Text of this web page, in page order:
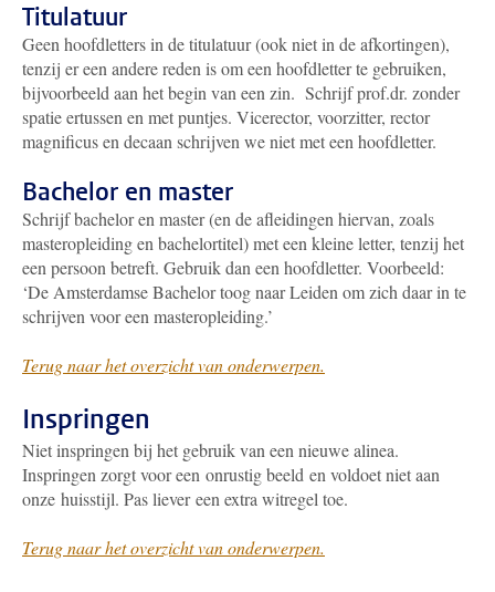
Titulatuur
Geen hoofdletters in de titulatuur (ook niet in de afkortingen),
tenzij er een andere reden is om een hoofdletter te gebruiken,
bijvoorbeeld aan het begin van een zin. Schrijf prof.dr. zonder
spatie ertussen en met puntjes. Vicerector, voorzitter, rector
magnificus en decaan schrijven we niet met een hoofdletter.
Bachelor en master
Schrijf bachelor en master (en de afleidingen hiervan, zoals
masteropleiding en bachelortitel) met een kleine letter, tenzij het
een persoon betreft. Gebruik dan een hoofdletter. Voorbeeld:
‘De Amsterdamse Bachelor toog naar Leiden om zich daar in te
schrijven voor een masteropleiding.’
Terug naar het overzicht van onderwerpen.
Inspringen
Niet inspringen bij het gebruik van een nieuwe alinea.
Inspringen zorgt voor een onrustig beeld en voldoet niet aan
onze huisstijl. Pas liever een extra witregel toe.
Terug naar het overzicht van onderwerpen.